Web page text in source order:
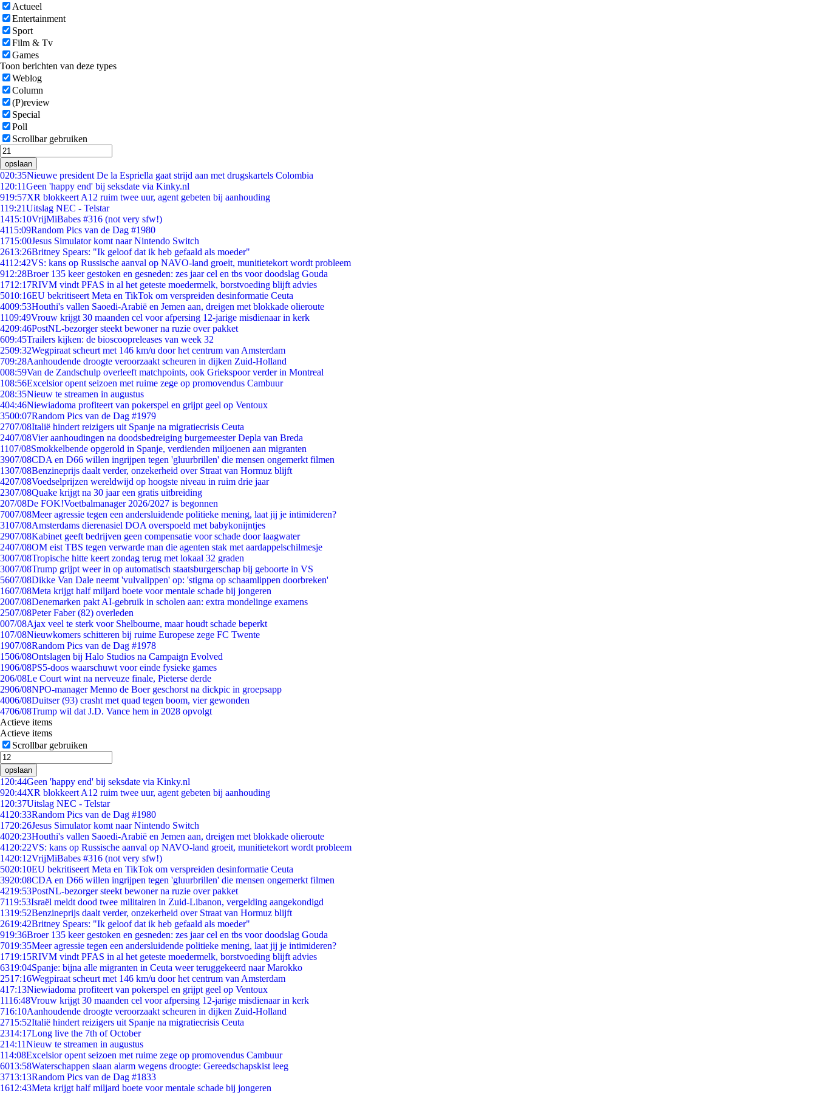
Actueel
Entertainment
Sport
Film & Tv
Games
Toon berichten van deze types
Weblog
Column
(P)review
Special
Poll
Scrollbar gebruiken
opslaan
020:35Nieuwe president De la Espriella gaat strijd aan met drugskartels Colombia
1 20:11Geen 'happy end' bij seksdate via Kinky.nl
919:57XR blokkeert A12 ruim twee uur, agent gebeten bij aanhouding
119:21Uitslag NEC - Telstar
1415:10VrijMiBabes #316 (not very sfw!)
4115:09Random Pics van de Dag #1980
1715:00Jesus Simulator komt naar Nintendo Switch
2613:26Britney Spears: "Ik geloof dat ik heb gefaald als moeder"
4112:42VS: kans op Russische aanval op NAVO-land groeit, munitietekort wordt probleem
912:28Broer 135 keer gestoken en gesneden: zes jaar cel en tbs voor doodslag Gouda
1712:17RIVM vindt PFAS in al het geteste moedermelk, borstvoeding blijft advies
5010:16EU bekritiseert Meta en TikTok om verspreiden desinformatie Ceuta
4009:53Houthi's vallen Saoedi-Arabië en Jemen aan, dreigen met blokkade olieroute
1109:49Vrouw krijgt 30 maanden cel voor afpersing 12-jarige misdienaar in kerk
4209:46PostNL-bezorger steekt bewoner na ruzie over pakket
609:45Trailers kijken: de bioscoopreleases van week 32
2509:32Wegpiraat scheurt met 146 km/u door het centrum van Amsterdam
709:28Aanhoudende droogte veroorzaakt scheuren in dijken Zuid-Holland
008:59Van de Zandschulp overleeft matchpoints, ook Griekspoor verder in Montreal
108:56Excelsior opent seizoen met ruime zege op promovendus Cambuur
208:35Nieuw te streamen in augustus
404:46Niewiadoma profiteert van pokerspel en grijpt geel op Ventoux
3500:07Random Pics van de Dag #1979
2707/08Italië hindert reizigers uit Spanje na migratiecrisis Ceuta
2407/08Vier aanhoudingen na doodsbedreiging burgemeester Depla van Breda
1107/08Smokkelbende opgerold in Spanje, verdienden miljoenen aan migranten
3907/08CDA en D66 willen ingrijpen tegen 'gluurbrillen' die mensen ongemerkt filmen
1307/08Benzineprijs daalt verder, onzekerheid over Straat van Hormuz blijft
4207/08Voedselprijzen wereldwijd op hoogste niveau in ruim drie jaar
2307/08Quake krijgt na 30 jaar een gratis uitbreiding
207/08De FOK!Voetbalmanager 2026/2027 is begonnen
7007/08Meer agressie tegen een andersluidende politieke mening, laat jij je intimideren?
3107/08Amsterdams dierenasiel DOA overspoeld met babykonijntjes
2907/08Kabinet geeft bedrijven geen compensatie voor schade door laagwater
2407/08OM eist TBS tegen verwarde man die agenten stak met aardappelschilmesje
3007/08Tropische hitte keert zondag terug met lokaal 32 graden
3007/08Trump grijpt weer in op automatisch staatsburgerschap bij geboorte in VS
5607/08Dikke Van Dale neemt 'vulvalippen' op: 'stigma op schaamlippen doorbreken'
1607/08Meta krijgt half miljard boete voor mentale schade bij jongeren
2007/08Denemarken pakt AI-gebruik in scholen aan: extra mondelinge examens
2507/08Peter Faber (82) overleden
007/08Ajax veel te sterk voor Shelbourne, maar houdt schade beperkt
107/08Nieuwkomers schitteren bij ruime Europese zege FC Twente
1907/08Random Pics van de Dag #1978
1506/08Ontslagen bij Halo Studios na Campaign Evolved
1906/08PS5-doos waarschuwt voor einde fysieke games
206/08Le Court wint na nerveuze finale, Pieterse derde
2906/08NPO-manager Menno de Boer geschorst na dickpic in groepsapp
4006/08Duitser (93) crasht met quad tegen boom, vier gewonden
4706/08Trump wil dat J.D. Vance hem in 2028 opvolgt
Actieve items
Actieve items
Scrollbar gebruiken
opslaan
1 20:44Geen 'happy end' bij seksdate via Kinky.nl
920:44XR blokkeert A12 ruim twee uur, agent gebeten bij aanhouding
1 20:37Uitslag NEC - Telstar
41 20:33Random Pics van de Dag #1980
1720:26Jesus Simulator komt naar Nintendo Switch
4020:23Houthi's vallen Saoedi-Arabië en Jemen aan, dreigen met blokkade olieroute
41 20:22VS: kans op Russische aanval op NAVO-land groeit, munitietekort wordt probleem
1420:12VrijMiBabes #316 (not very sfw!)
5020:10EU bekritiseert Meta en TikTok om verspreiden desinformatie Ceuta
3920:08CDA en D66 willen ingrijpen tegen 'gluurbrillen' die mensen ongemerkt filmen
4219:53PostNL-bezorger steekt bewoner na ruzie over pakket
7119:53Israël meldt dood twee militairen in Zuid-Libanon, vergelding aangekondigd
1319:52Benzineprijs daalt verder, onzekerheid over Straat van Hormuz blijft
2619:42Britney Spears: "Ik geloof dat ik heb gefaald als moeder"
919:36Broer 135 keer gestoken en gesneden: zes jaar cel en tbs voor doodslag Gouda
7019:35Meer agressie tegen een andersluidende politieke mening, laat jij je intimideren?
1719:15RIVM vindt PFAS in al het geteste moedermelk, borstvoeding blijft advies
6319:04Spanje: bijna alle migranten in Ceuta weer teruggekeerd naar Marokko
2517:16Wegpiraat scheurt met 146 km/u door het centrum van Amsterdam
417:13Niewiadoma profiteert van pokerspel en grijpt geel op Ventoux
1116:48Vrouw krijgt 30 maanden cel voor afpersing 12-jarige misdienaar in kerk
716:10Aanhoudende droogte veroorzaakt scheuren in dijken Zuid-Holland
2715:52Italië hindert reizigers uit Spanje na migratiecrisis Ceuta
2314:17Long live the 7th of October
214:11Nieuw te streamen in augustus
114:08Excelsior opent seizoen met ruime zege op promovendus Cambuur
6013:58Waterschappen slaan alarm wegens droogte: Gereedschapskist leeg
3713:13Random Pics van de Dag #1833
1612:43Meta krijgt half miljard boete voor mentale schade bij jongeren